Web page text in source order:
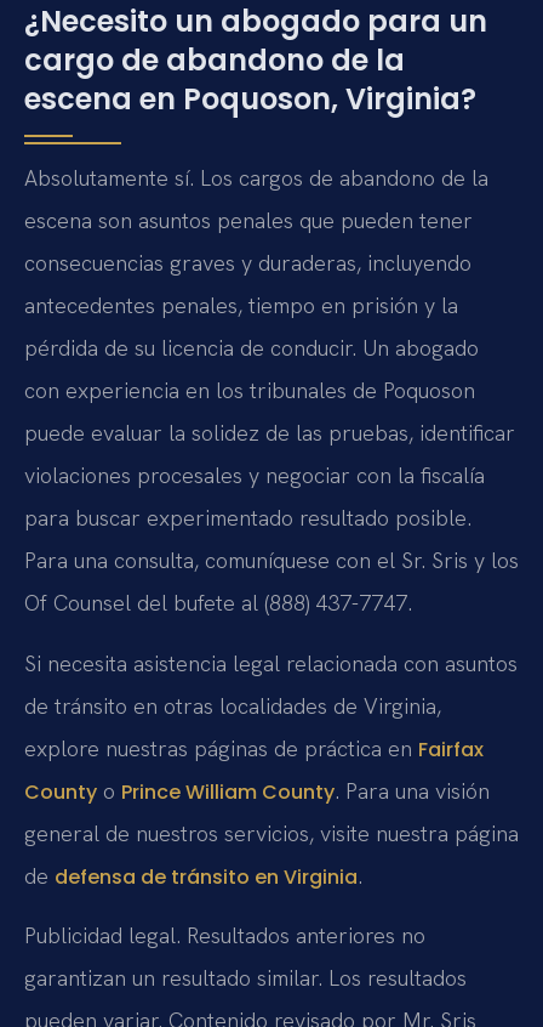
¿Necesito un abogado para un
cargo de abandono de la
escena en Poquoson, Virginia?
Absolutamente sí. Los cargos de abandono de la
escena son asuntos penales que pueden tener
consecuencias graves y duraderas, incluyendo
antecedentes penales, tiempo en prisión y la
pérdida de su licencia de conducir. Un abogado
con experiencia en los tribunales de Poquoson
puede evaluar la solidez de las pruebas, identificar
violaciones procesales y negociar con la fiscalía
para buscar experimentado resultado posible.
Para una consulta, comuníquese con el Sr. Sris y los
Of Counsel del bufete al (888) 437-7747.
Si necesita asistencia legal relacionada con asuntos
de tránsito en otras localidades de Virginia,
explore nuestras páginas de práctica en Fairfax
County o Prince William County. Para una visión
general de nuestros servicios, visite nuestra página
de defensa de tránsito en Virginia.
Publicidad legal. Resultados anteriores no
garantizan un resultado similar. Los resultados
pueden variar. Contenido revisado por Mr. Sris